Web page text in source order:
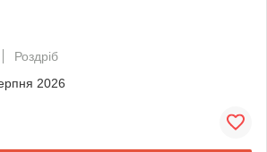
Роздріб
2026